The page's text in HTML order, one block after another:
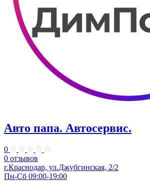
Авто папа. ​Автосервис.
0
0 отзывов
г.Краснодар, ул.Джубгинская, 2/2
Пн-Сб 09:00-19:00